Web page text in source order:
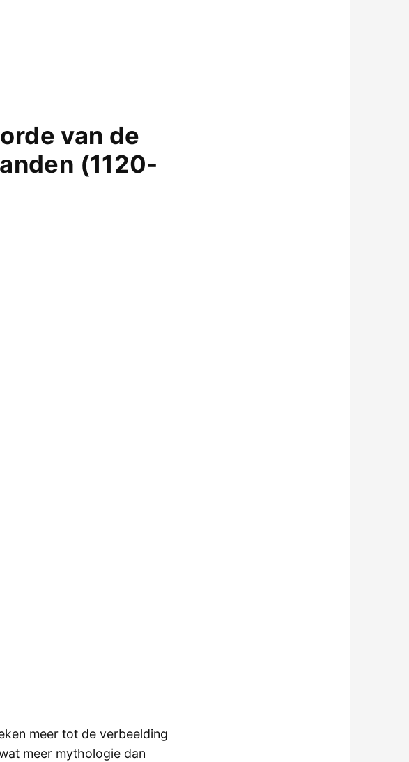
van de
(1120-
meer tot de verbeelding
meer mythologie dan